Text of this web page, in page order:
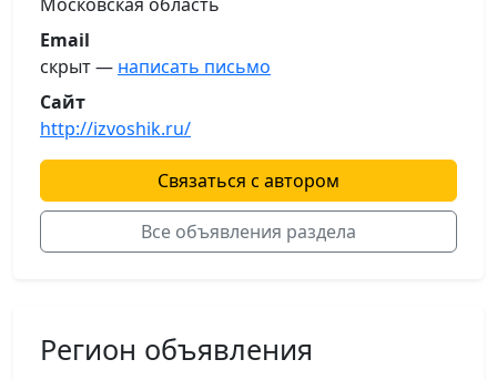
Email
скрыт — написать письмо
Сайт
http://izvoshik.ru/
Связаться с автором
Все объявления раздела
Регион объявления